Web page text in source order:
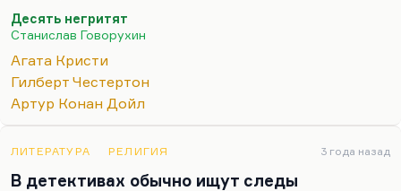
Мне атмосферно очень нравятся, конечно, «Пять
зернышек апельсина» и «Пляшущие человечки».
Именно потому, что страшно не тогда, когда…
Десять негритят
Станислав Говорухин
Агата Кристи
Гилберт Честертон
Артур Конан Дойл
ЛИТЕРАТУРА РЕЛИГИЯ 3 года назад
В детективах обычно ищут следы